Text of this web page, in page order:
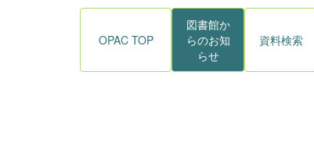
OPAC TOP
図書館か
らのお知
らせ
資料検索